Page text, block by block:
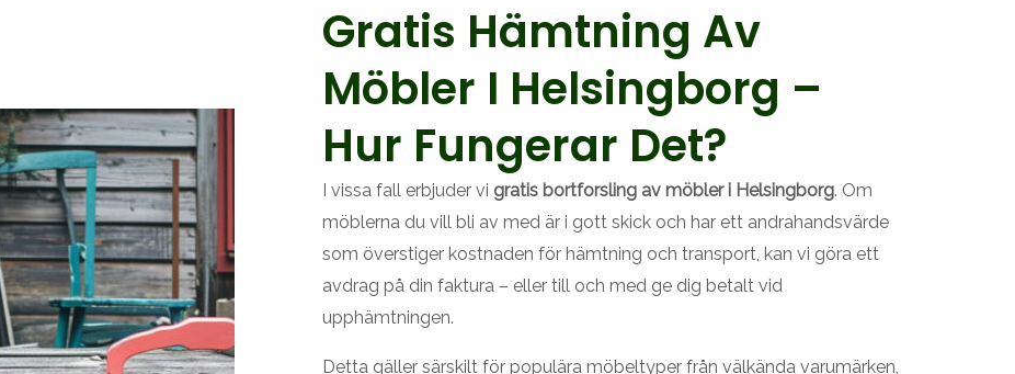
Gratis Hämtning Av
Möbler I Helsingborg –
Hur Fungerar Det?
I vissa fall erbjuder vi gratis bortforsling av möbler i Helsingborg. Om
möblerna du vill bli av med är i gott skick och har ett andrahandsvärde
som överstiger kostnaden för hämtning och transport, kan vi göra ett
avdrag på din faktura – eller till och med ge dig betalt vid
upphämtningen.
Detta gäller särskilt för populära möbeltyper från välkända varumärken,